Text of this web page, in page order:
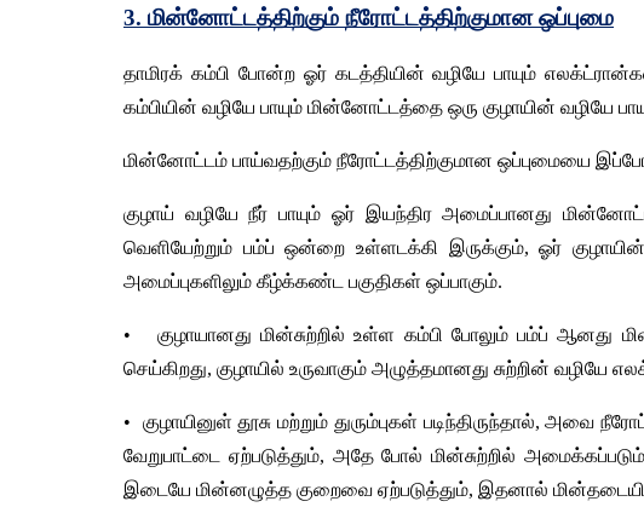
3. மின்னோட்டத்திற்கும் நீரோட்டத்திற்குமான ஒப்புமை
தாமிரக் கம்பி போன்ற ஓர் கடத்தியின் வழியே பாயும்
கம்பியின் வழியே பாயும் மின்னோட்டத்தை ஒரு குழாயின் வழியே
மின்னோட்டம் பாய்வதற்கும் நீரோட்டத்திற்குமான ஒப்புமையை
குழாய் வழியே நீர் பாயும் ஓர் இயந்திர அமைப்பானது
வெளியேற்றும் பம்ப் ஒன்றை உள்ளடக்கி இருக்கும், ஓர்
அமைப்புகளிலும் கீழ்க்கண்ட பகுதிகள் ஒப்பாகும்.
•   குழாயானது மின்சுற்றில் உள்ள கம்பி போலும் பம்ப் ஆனது
செய்கிறது, குழாயில் உருவாகும் அழுத்தமானது சுற்றின்
•  குழாயினுள் தூசு மற்றும் துரும்புகள் படிந்திருந்தால்,
வேறுபாட்டை ஏற்படுத்தும், அதே போல் மின்சுற்றில்
இடையே மின்னழுத்த குறைவை ஏற்படுத்தும், இதனால்